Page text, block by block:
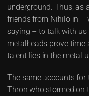
underground. Thus, as
friends from Nihilo in –
saying – to talk with us
metalheads prove time
talent lies in the metal
The same accounts for
Thron who stormed on